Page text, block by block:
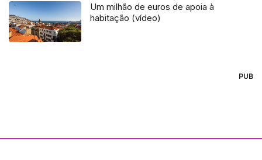
Um milhão de euros de apoia à
habitação (vídeo)
PUB